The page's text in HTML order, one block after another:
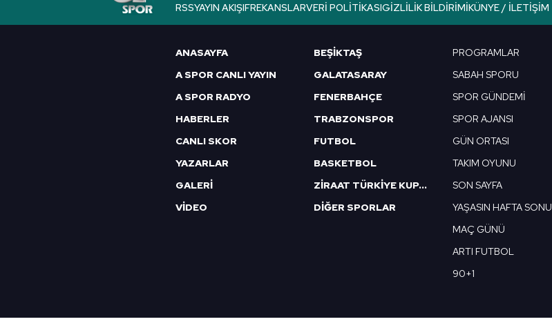
RSSYAYIN AKIŞIFREKANSLARVERI POLITIKASIGIZLILIK BILDIRIMIKÜNYE / İLETIŞIM
ANASAYFA
A SPOR CANLI YAYIN
A SPOR RADYO
HABERLER
CANLI SKOR
YAZARLAR
GALERİ
VİDEO
BEŞİKTAŞ
GALATASARAY
FENERBAHÇE
TRABZONSPOR
FUTBOL
BASKETBOL
ZİRAAT TÜRKİYE KUPASI
DİĞER SPORLAR
PROGRAMLAR
SABAH SPORU
SPOR GÜNDEMİ
SPOR AJANSI
GÜN ORTASI
TAKIM OYUNU
SON SAYFA
YAŞASIN HAFTA SONU
MAÇ GÜNÜ
ARTI FUTBOL
90+1